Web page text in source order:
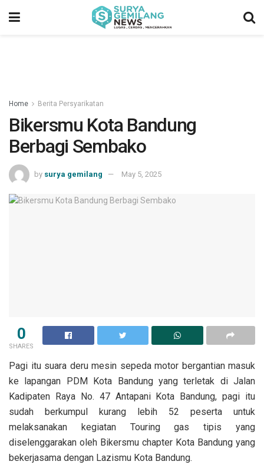
Home Berita Persyarikatan
Bikersmu Kota Bandung
Berbagi Sembako
by surya gemilang May 5, 2025
0
SHARES
Pagi itu suara deru mesin sepeda motor bergantian masuk
ke lapangan PDM Kota Bandung yang terletak di Jalan
Kadipaten Raya No. 47 Antapani Kota Bandung, pagi itu
sudah berkumpul kurang lebih 52 peserta untuk
melaksanakan kegiatan Touring gas tipis yang
diselenggarakan oleh Bikersmu chapter Kota Bandung yang
bekerjasama dengan Lazismu Kota Bandung.